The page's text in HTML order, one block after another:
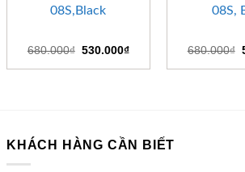
08S,Black
680.000₫ Giá
là:
530.000₫Giá
tại
08S,
680.000₫
KHÁCH HÀNG CẦN BIẾT